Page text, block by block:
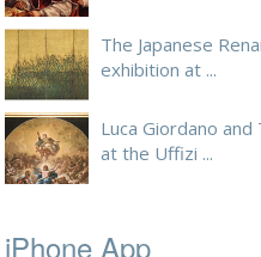
The Japanese
exhibition at ...
Luca Giordano
at the Uffizi ...
iPhone App